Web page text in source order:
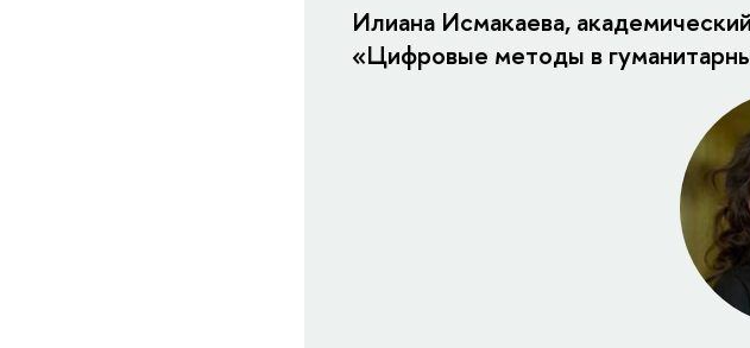
Илиана Исмакаева,
«Цифровые методы в